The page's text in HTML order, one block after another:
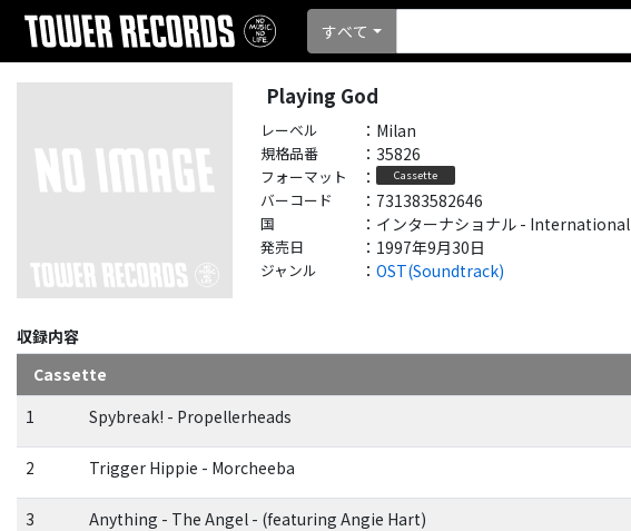
すべて
Playing God
レーベル ： Milan
規格品番 ： 35826
フォーマット ： Cassette
バーコード ： 731383582646
国 ： インターナショナル - International
発売日 ： 1997年9月30日
ジャンル ： OST(Soundtrack)
収録内容
Cassette
1
Spybreak! - Propellerheads
2 Trigger Hippie - Morcheeba
3 Anything - The Angel - (featuring Angie Hart)